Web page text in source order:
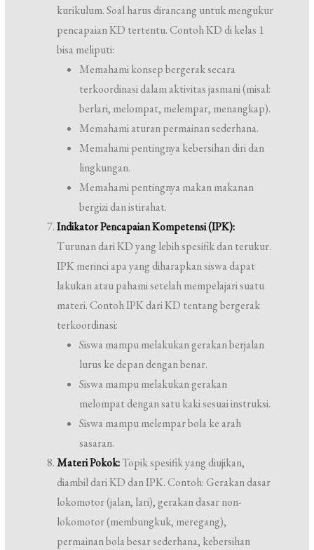
kurikulum. Soal harus dirancang untuk mengukur
pencapaian KD tertentu. Contoh KD di kelas 1
bisa meliputi:
Memahami konsep bergerak secara
terkoordinasi dalam aktivitas jasmani (misal:
berlari, melompat, melempar, menangkap).
Memahami aturan permainan sederhana.
Memahami pentingnya kebersihan diri dan
lingkungan.
Memahami pentingnya makan makanan
bergizi dan istirahat.
Indikator Pencapaian Kompetensi (IPK):
Turunan dari KD yang lebih spesifik dan terukur.
IPK merinci apa yang diharapkan siswa dapat
lakukan atau pahami setelah mempelajari suatu
materi. Contoh IPK dari KD tentang bergerak
terkoordinasi:
Siswa mampu melakukan gerakan berjalan
lurus ke depan dengan benar.
Siswa mampu melakukan gerakan
melompat dengan satu kaki sesuai instruksi.
Siswa mampu melempar bola ke arah
sasaran.
Materi Pokok:Topik spesifik yang diujikan,
diambil dari KD dan IPK. Contoh: Gerakan dasar
lokomotor (jalan, lari), gerakan dasar non-
lokomotor (membungkuk, meregang),
permainan bola besar sederhana, kebersihan